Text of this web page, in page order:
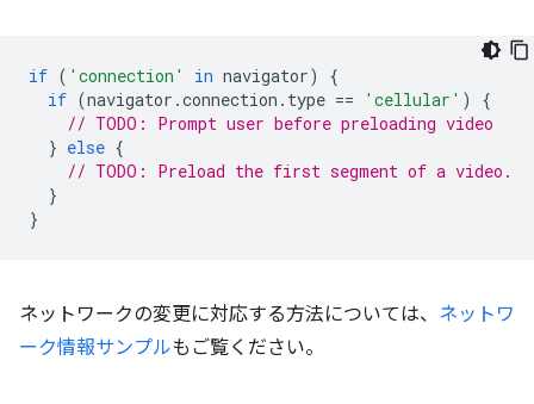
if ( 'connection' in navigator)
{
if (navigator .connection . type == 'cellular' )
{
// TODO: Prompt user before preloading video
} else {
// TODO: Preload the first segment of a video.
}
}
ネットワークの変更に対応する方法については、 ネットワ
ーク情報サンプルもご覧ください。